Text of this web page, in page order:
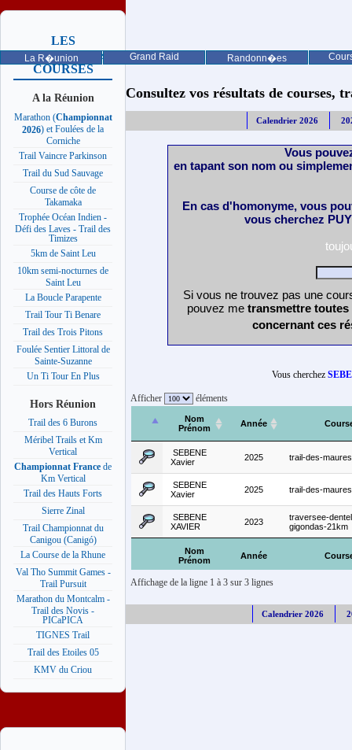
La R�union Grand Raid Randonn�es
LES
PROCHAINES
COURSES
A la Réunion
Marathon (Championnat
2026) et Foulées de la
Corniche
Trail Vaincre Parkinson
Trail du Sud Sauvage
Course de côte de
Takamaka
Trophée Océan Indien -
Défi des Laves - Trail des
Timizes
5km de Saint Leu
10km semi-nocturnes de
Saint Leu
La Boucle Parapente
Trail Tour Ti Benare
Trail des Trois Pitons
Foulée Sentier Littoral de
Sainte-Suzanne
Un Ti Tour En Plus
Hors Réunion
Trail des 6 Burons
Méribel Trails et Km
Vertical
Championnat France de
Km Vertical
Trail des Hauts Forts
Sierre Zinal
Trail Championnat du
Canigou (Canigó)
La Course de la Rhune
Val Tho Summit Games -
Trail Pursuit
Marathon du Montcalm -
Trail des Novis -
PICaPICA
TIGNES Trail
Trail des Etoiles 05
KMV du Criou
Consultez vos résultats de courses,
Calendrier 2026
Vous
en tapant son nom ou
En cas d'homonyme, vous
vous cherchez
Si vous ne trouvez pas une
pouvez me transmettre
concernant ces
Vous cherchez
Afficher éléments
Nom
Prénom
Année
Nom
Prénom
Année
SEBENE
Xavier
2025 trail-des-
SEBENE
Xavier
2025 trail-des-
SEBENE
XAVIER
2023
traversee-
gigondas-21km
Affichage de la ligne 1 à 3 sur 3 lignes
Calendrier 2026